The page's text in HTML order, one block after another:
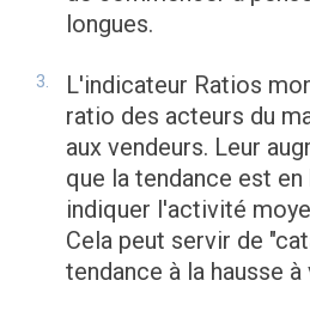
longues.
L'indicateur Ratios
ratio des acteurs du
aux vendeurs. Leur
que la tendance est en
indiquer l'activité
Cela peut servir de
tendance à la hausse à